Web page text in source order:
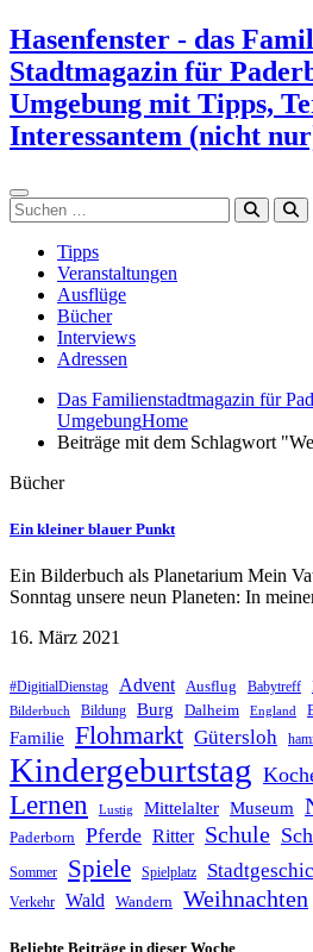
Zum
Inhalt
springen
Hasenfenster - das
Stadtmagazin für
Umgebung mit Tipps,
Interessantem (nicht
Suchen
Tipps
Veranstaltungen
Ausflüge
Bücher
Interviews
Adressen
Das Familienstadtmagazin für
UmgebungHome
Beiträge mit dem Schlagwort
Bücher
Ein kleiner blauer Punkt
Ein Bilderbuch als Planetarium Mein
Sonntag unsere neun Planeten: In
16. März 2021
#DigitialDienstag Advent Ausflug Babytreff
Bilderbuch Bildung Burg Dalheim England
Familie Flohmarkt Gütersloh
Kindergeburtstag
Lernen Lustig Mittelalter Museum
Paderborn Pferde Ritter Schule
Sommer Spiele Spielplatz
Verkehr Wald Wandern Weihnachten
Beliebte Beiträge in dieser Woche